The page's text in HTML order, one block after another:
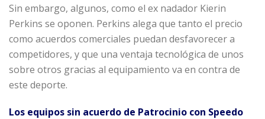
Sin embargo, algunos, como el ex nadador Kierin
Perkins se oponen. Perkins alega que tanto el precio
como acuerdos comerciales puedan desfavorecer a
competidores, y que una ventaja tecnológica de unos
sobre otros gracias al equipamiento va en contra de
este deporte.
Los equipos sin acuerdo de Patrocinio con Speedo